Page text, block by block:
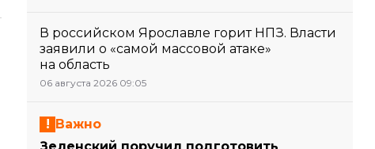
В российском Ярославле горит НПЗ. Власти
заявили о «самой массовой атаке»
на область
06 августа 2026 09:05
Важно